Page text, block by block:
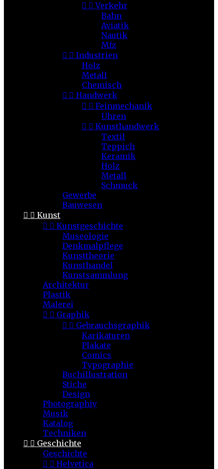
  Verkehr
Bahn
Aviatik
Nautik
Mfz
  Industrien
Holz
Metall
Chemisch
  Handwerk
  Feinmechanik
Uhren
  Kunsthandwerk
Textil
Teppich
Keramik
Holz
Metall
Schmuck
Gewerbe
Bauwesen
  Kunst
  Kunstgeschichte
Museologie
Denkmalpflege
Kunsttheorie
Kunsthandel
Kunstsammlung
Architektur
Plastik
Malerei
  Graphik
  Gebrauchsgraphik
Karikaturen
Plakate
Comics
Typographie
Buchillustration
Stiche
Design
Photographiy
Musik
Katalog
Techniken
  Geschichte
Geschichte
  Helvetica